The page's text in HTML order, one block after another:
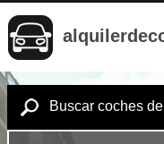
Buscar coches